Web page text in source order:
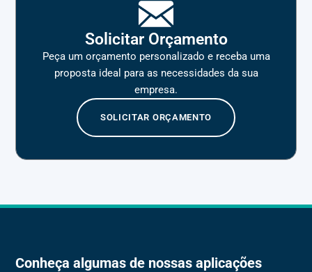
Solicitar Orçamento
Peça um orçamento personalizado e receba uma
proposta ideal para as necessidades da sua
empresa.
SOLICITAR ORÇAMENTO
Conheça algumas de nossas aplicações